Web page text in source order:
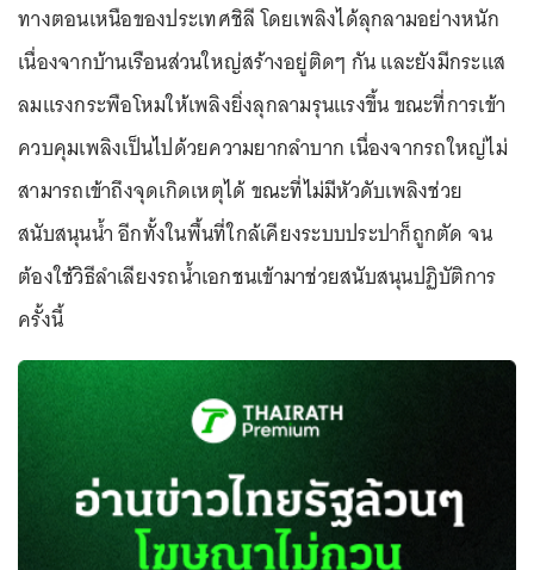
ทางตอนเหนือของประเทศชิลี โดยเพลิงได้ลุกลามอย่างหนัก
เนื่องจากบ้านเรือนส่วนใหญ่สร้างอยู่ติดๆ กัน และยังมีกระแส
ลมแรงกระพือโหมให้เพลิงยิ่งลุกลามรุนแรงขึ้น ขณะที่การเข้า
ควบคุมเพลิงเป็นไปด้วยความยากลำบาก เนื่องจากรถใหญ่ไม่
สามารถเข้าถึงจุดเกิดเหตุได้ ขณะที่ไม่มีหัวดับเพลิงช่วย
สนับสนุนน้ำ อีกทั้งในพื้นที่ใกล้เคียงระบบประปาก็ถูกตัด จน
ต้องใช้วิธีลำเลียงรถน้ำเอกชนเข้ามาช่วยสนับสนุนปฏิบัติการ
ครั้งนี้